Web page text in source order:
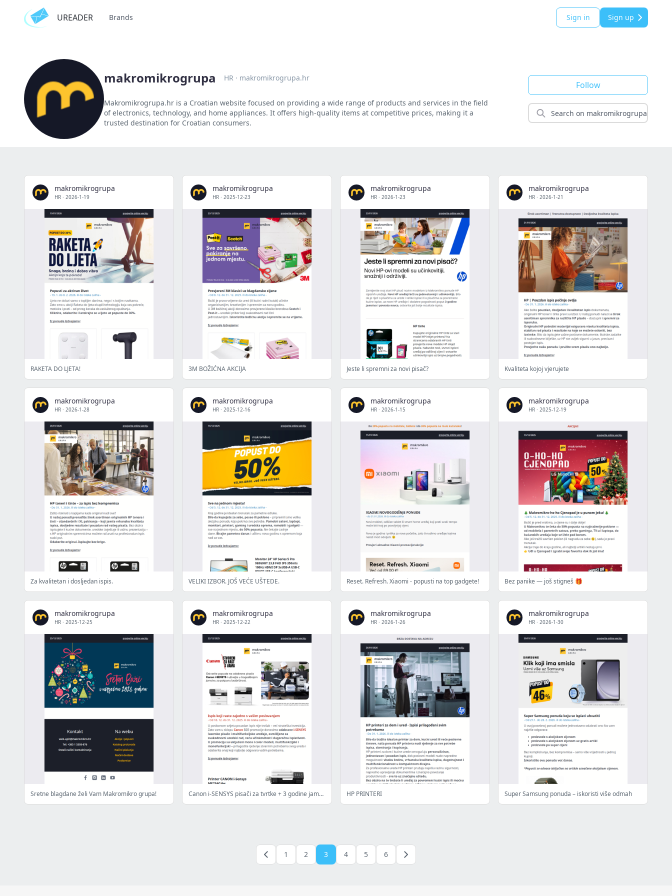
UREADER Brands Sign in Sign up
makromikrogrupa HR · makromikrogrupa.hr
Makromikrogrupa.hr is a Croatian website focused on providing a wide range of products and services in the field
of electronics, technology, and home appliances. It offers high-quality items at competitive prices, making it a
trusted destination for Croatian consumers.
Follow
makromikrogrupa
HR · 2026-1-19
RAKETA DO LJETA!
makromikrogrupa
HR · 2025-12-23
3M BOŽIĆNA AKCIJA
makromikrogrupa
HR · 2026-1-23
Jeste li spremni za novi pisač?
makromikrogrupa
HR · 2026-1-21
Kvaliteta kojoj vjerujete
makromikrogrupa
HR · 2026-1-28
Za kvalitetan i dosljedan ispis.
makromikrogrupa
HR · 2025-12-16
VELIKI IZBOR. JOŠ VEĆE UŠTEDE.
makromikrogrupa
HR · 2026-1-15
Reset. Refresh. Xiaomi - popusti na top gadgete!
makromikrogrupa
HR · 2025-12-19
Bez panike — još stigneš 🎁
makromikrogrupa
HR · 2025-12-25
Sretne blagdane želi Vam Makromikro grupa!
makromikrogrupa
HR · 2025-12-22
Canon i-SENSYS pisači za tvrtke + 3 godine jamstva
makromikrogrupa
HR · 2026-1-26
HP PRINTERI
makromikrogrupa
HR · 2026-1-30
Super Samsung ponuda – iskoristi više odmah
1 2 3 4 5 6